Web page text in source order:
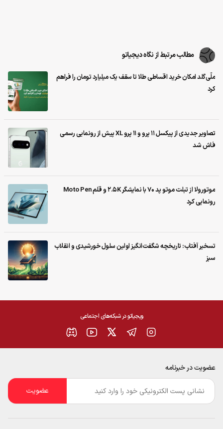
مطالب مرتبط از نگاه دیجیاتو
ملّی‌گلد امکان خرید اقساطی طلا تا سقف یک میلیارد تومان را فراهم
کرد
تصاویر جدیدی از پیکسل ۱۱ پرو و ۱۱ پرو XL پیش از رونمایی رسمی
فاش شد
موتورولا از تبلت موتو پد 70 با نمایشگر 2.5K و قلم Moto Pen
رونمایی کرد
تسخیر آفتاب: تاریخچه شگفت‌انگیز اولین سلول خورشیدی و انقلاب
سبز
ویجیاتو در شبکه‌های اجتماعی
عضویت در خبرنامه
ایمیل